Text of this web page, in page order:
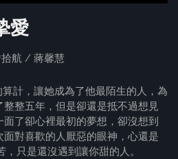
愛
航 / 蔣馨慧
計，讓她成為了他最陌生的人，為
整五年，但是卻還是抵不過想見
了卻心裡最初的夢想，卻沒想到
對喜歡的人厭惡的眼神，心還是
，只是還沒遇到讓你甜的人。